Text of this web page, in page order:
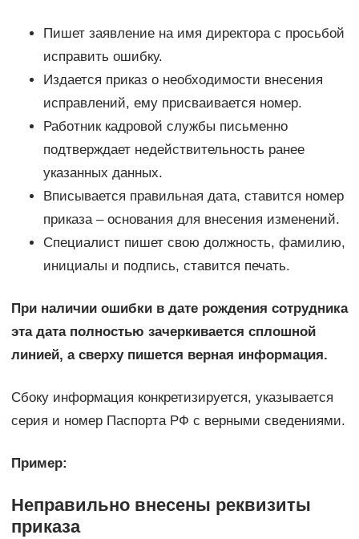
Пишет заявление на имя директора с просьбой
исправить ошибку.
Издается приказ о необходимости внесения
исправлений, ему присваивается номер.
Работник кадровой службы письменно
подтверждает недействительность ранее
указанных данных.
Вписывается правильная дата, ставится номер
приказа – основания для внесения изменений.
Специалист пишет свою должность, фамилию,
инициалы и подпись, ставится печать.
При наличии ошибки в дате рождения сотрудника
эта дата полностью зачеркивается сплошной
линией, а сверху пишется верная информация.
Сбоку информация конкретизируется, указывается
серия и номер Паспорта РФ с верными сведениями.
Пример:
Неправильно внесены реквизиты
приказа